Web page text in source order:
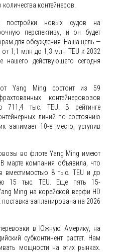
контейнеров.
постройки новых судов на
перспективу, и он будет
для обсуждения. Наша цель —
1,1 млн до 1,3 млн TEU к 2032
действующего сегодня
Yang Ming состоит из 59
контейнеровозов
711,4 тыс. TEU. В рейтинге
линий по состоянию
занимает 10-е место, уступив
во флоте Yang Ming имеют
марте компания объявила, что
вместимостью 8 тыс. TEU и до
15 тыс. TEU. Еще пять 15-
Ming на корейской верфи HD
запланирована на 2026
в Южную Америку, на
субконтинент растет. Нам
мощности на этих рынках.